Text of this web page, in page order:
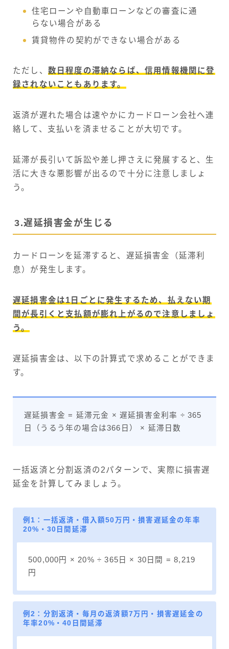
住宅ローンや自動車ローンなどの審査に通
らない場合がある
賃貸物件の契約ができない場合がある
ただし、 数日程度の滞納ならば、信用情報機関に登
録されないこともあります。
返済が遅れた場合は速やかにカードローン会社へ連
絡して、支払いを済ませることが大切です。
延滞が長引いて訴訟や差し押さえに発展すると、生
活に大きな悪影響が出るので十分に注意しましょ
う。
3.遅延損害金が生じる
カードローンを延滞すると、遅延損害金（延滞利
息）が発生します。
遅延損害金は1日ごとに発生するため、払えない期
間が長引くと支払額が膨れ上がるので注意しましょ
う。
遅延損害金は、以下の計算式で求めることができま
す。
遅延損害金 = 延滞元金 × 遅延損害金利率 ÷ 365
日（うるう年の場合は366日） × 延滞日数
一括返済と分割返済の2パターンで、実際に損害遅
延金を計算してみましょう。
例1：一括返済・借入額50万円・損害遅延金の年率
20%・30日間延滞
500,000円 × 20% ÷ 365日 × 30日間 = 8,219
円
例2：分割返済・毎月の返済額7万円・損害遅延金の
年率20%・40日間延滞